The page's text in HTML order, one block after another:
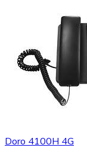
Doro 4100H 4G